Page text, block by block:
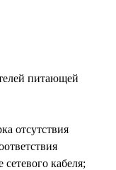
питающей
отсутствия
кабеля;